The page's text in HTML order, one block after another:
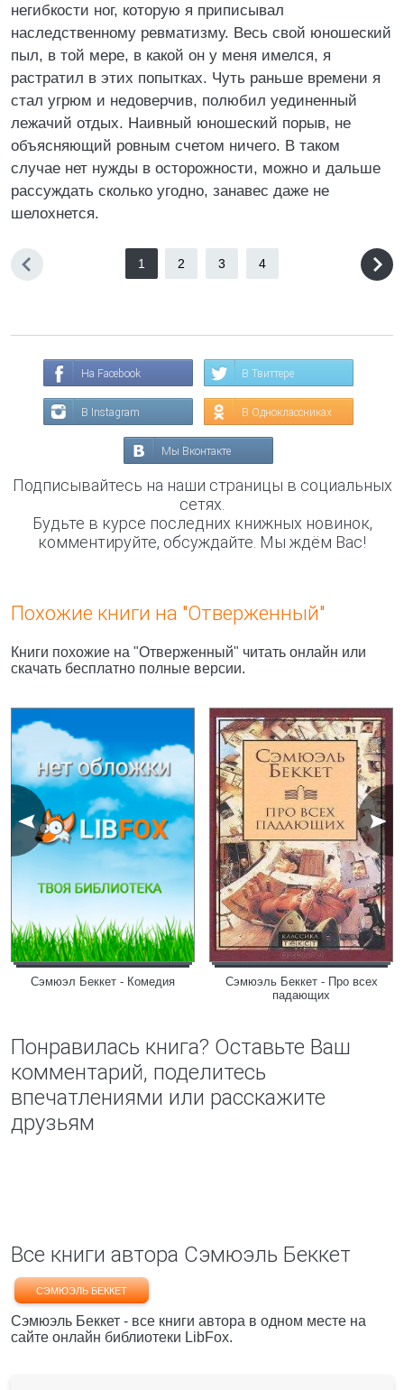
негибкости ног, которую я приписывал
наследственному ревматизму. Весь свой юношеский
пыл, в той мере, в какой он у меня имелся, я
растратил в этих попытках. Чуть раньше времени я
стал угрюм и недоверчив, полюбил уединенный
лежачий отдых. Наивный юношеский порыв, не
объясняющий ровным счетом ничего. В таком
случае нет нужды в осторожности, можно и дальше
рассуждать сколько угодно, занавес даже не
шелохнется.
1 2 3 4
На Facebook В Твиттере
В Instagram В Одноклассниках
Мы Вконтакте
Подписывайтесь на наши страницы в социальных
сетях.
Будьте в курсе последних книжных новинок,
комментируйте, обсуждайте. Мы ждём Вас!
Похожие книги на "Отверженный"
Книги похожие на "Отверженный" читать онлайн или
скачать бесплатно полные версии.
Сэмюэл Беккет - Комедия
Сэмюэль Беккет - Про всех
падающих
Понравилась книга? Оставьте Ваш
комментарий, поделитесь
впечатлениями или расскажите
друзьям
Все книги автора Сэмюэль Беккет
СЭМЮЭЛЬ БЕККЕТ
Сэмюэль Беккет - все книги автора в одном месте на
сайте онлайн библиотеки LibFox.